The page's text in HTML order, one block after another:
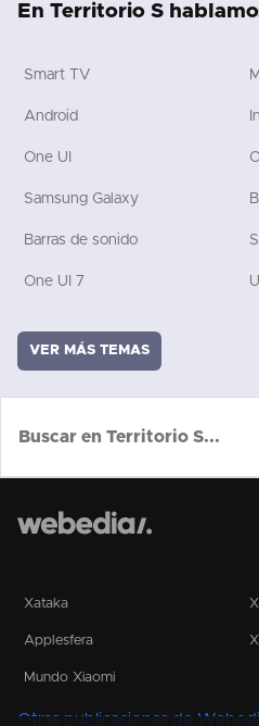
En Territorio S
Smart TV
Android
One UI
Samsung Galaxy
Barras de sonido
One UI 7
VER MÁS TEMAS
Xataka
Applesfera
Mundo Xiaomi
Otras publicaciones de